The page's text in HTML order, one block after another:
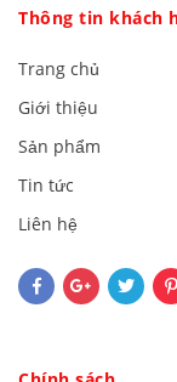
Thông tin khách
Trang chủ
Giới thiệu
Sản phẩm
Tin tức
Liên hệ